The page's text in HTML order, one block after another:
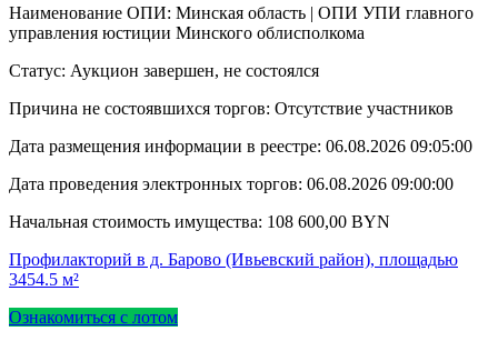
Наименование ОПИ: Минская область | ОПИ УПИ главного
управления юстиции Минского облисполкома
Статус: Аукцион завершен, не состоялся
Причина не состоявшихся торгов: Отсутствие участников
Дата размещения информации в реестре: 06.08.2026 09:05:00
Дата проведения электронных торгов: 06.08.2026 09:00:00
Начальная стоимость имущества: 108 600,00 BYN
Профилакторий в д. Барово (Ивьевский район), площадью
3454.5 м²
Ознакомиться с лотом